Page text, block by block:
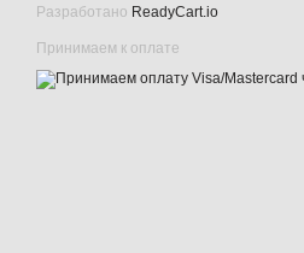
Разработано ReadyCart.io
Принимаем к оплате